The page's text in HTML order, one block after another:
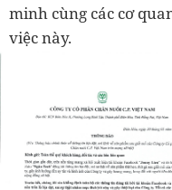
minh cùng các cơ
việc này.